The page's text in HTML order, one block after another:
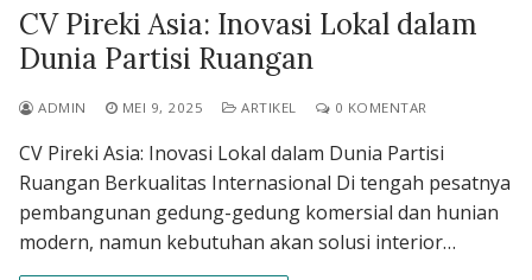
CV Pireki Asia: Inovasi Lokal dalam
Dunia Partisi Ruangan
ADMIN MEI 9, 2025 ARTIKEL 0 KOMENTAR
CV Pireki Asia: Inovasi Lokal dalam Dunia Partisi
Ruangan Berkualitas Internasional Di tengah pesatnya
pembangunan gedung-gedung komersial dan hunian
modern, namun kebutuhan akan solusi interior…